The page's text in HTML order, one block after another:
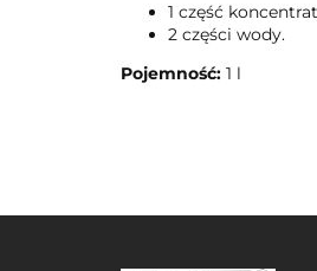
1 część
2 części wody.
Pojemność: 1 l